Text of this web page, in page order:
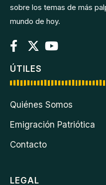
sobre los temas de más
mundo de hoy.
ÚTILES
Quiénes Somos
Emigración Patriótica
Contacto
LEGAL